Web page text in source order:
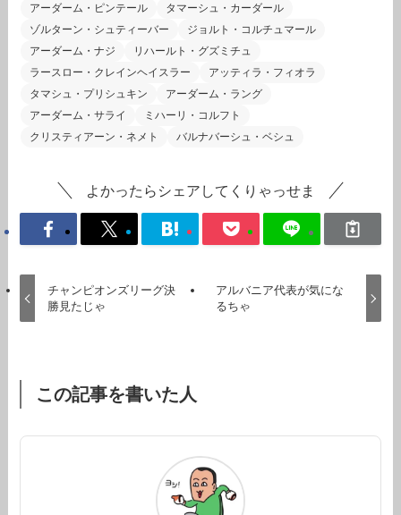
アーダーム・ピンテール
タマーシュ・カーダール
ゾルターン・シュティーバー
ジョルト・コルチュマール
アーダーム・ナジ
リハールト・グズミチュ
ラースロー・クレインヘイスラー
アッティラ・フィオラ
タマシュ・プリシュキン
アーダーム・ラング
アーダーム・サライ
ミハーリ・コルフト
クリスティアーン・ネメト
バルナバーシュ・ベシュ
よかったらシェアしてくりゃっせま
チャンピオンズリーグ決
勝見たじゃ
アルバニア代表が気にな
るちゃ
この記事を書いた人